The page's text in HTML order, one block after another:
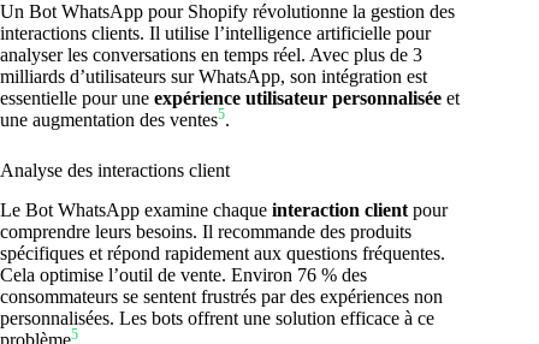
Un Bot WhatsApp pour Shopify révolutionne la gestion des
interactions clients. Il utilise l’intelligence artificielle pour
analyser les conversations en temps réel. Avec plus de 3
milliards d’utilisateurs sur WhatsApp, son intégration est
essentielle pour une expérience utilisateur personnalisée et
une augmentation des ventes5.
Analyse des interactions client
Le Bot WhatsApp examine chaque interaction client pour
comprendre leurs besoins. Il recommande des produits
spécifiques et répond rapidement aux questions fréquentes.
Cela optimise l’outil de vente. Environ 76 % des
consommateurs se sentent frustrés par des expériences non
personnalisées. Les bots offrent une solution efficace à ce
5